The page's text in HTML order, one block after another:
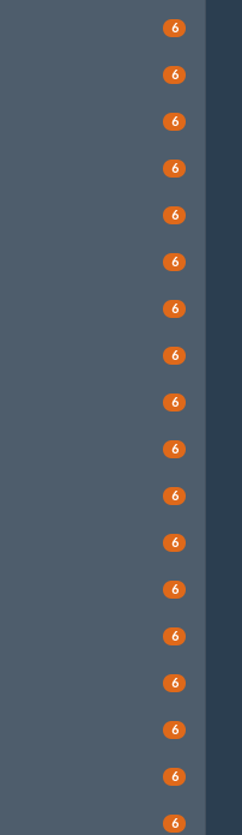
6
6
6
6
6
6
6
6
6
6
6
6
6
6
6
6
6
6